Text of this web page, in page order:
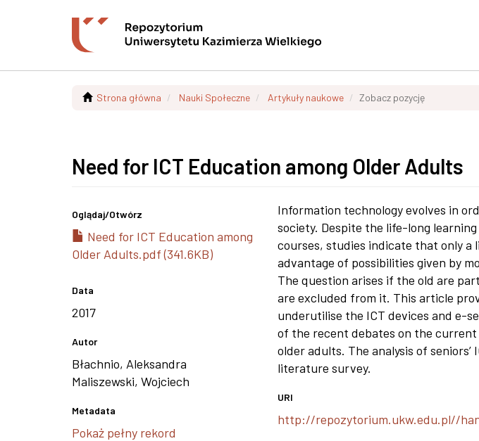
Strona główna Nauki Społeczne Artykuły naukowe Zobacz pozycję
Need for ICT Education among Older Adults
Oglądaj/Otwórz
Need for ICT Education among
Older Adults.pdf (341.6KB)
Data
2017
Autor
Błachnio, Aleksandra
Maliszewski, Wojciech
Metadata
Pokaż pełny rekord
Information technology evolves in
society. Despite the life-long
courses, stud­ies indicate that only
advantage of pos­sibilities given by
The question arises if the old are
are excluded from it. This article
underutilise the ICT devices and e-
of the recent debates on the
older adults. The analysis of seniors’
literature survey.
URI
http://repozytorium.ukw.edu.pl//